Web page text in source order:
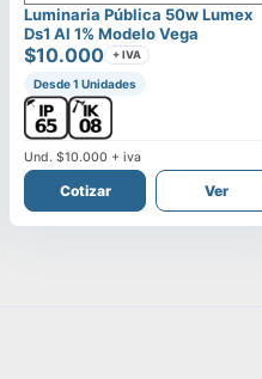
Luminaria Pública 50w Lumex
Ds1 Al 1% Modelo Vega
$10.000 + IVA
Desde 1 Unidades
Und.$10.000 + iva
Cotizar Ver